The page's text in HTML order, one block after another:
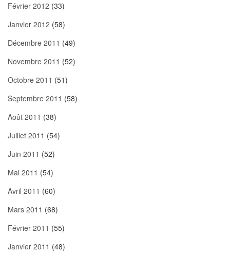
Février 2012 (33)
Janvier 2012 (58)
Décembre 2011 (49)
Novembre 2011 (52)
Octobre 2011 (51)
Septembre 2011 (58)
Août 2011 (38)
Juillet 2011 (54)
Juin 2011 (52)
Mai 2011 (54)
Avril 2011 (60)
Mars 2011 (68)
Février 2011 (55)
Janvier 2011 (48)